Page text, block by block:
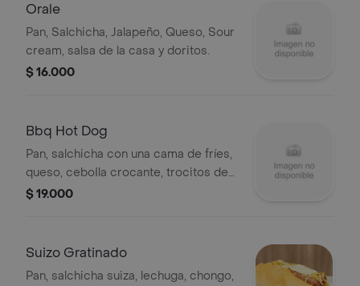
Orale
Pan, Salchicha, Jalapeño, Queso, Sour
cream, salsa de la casa y doritos.
$ 16.000
Bbq Hot Dog
Pan, salchicha con una cama de fríes,
queso, ceboIla crocante, trocitos de
tocineta ahumada, con salsa especial
$ 19.000
Suizo Gratinado
Pan, salchicha suiza, lechuga, chongo,